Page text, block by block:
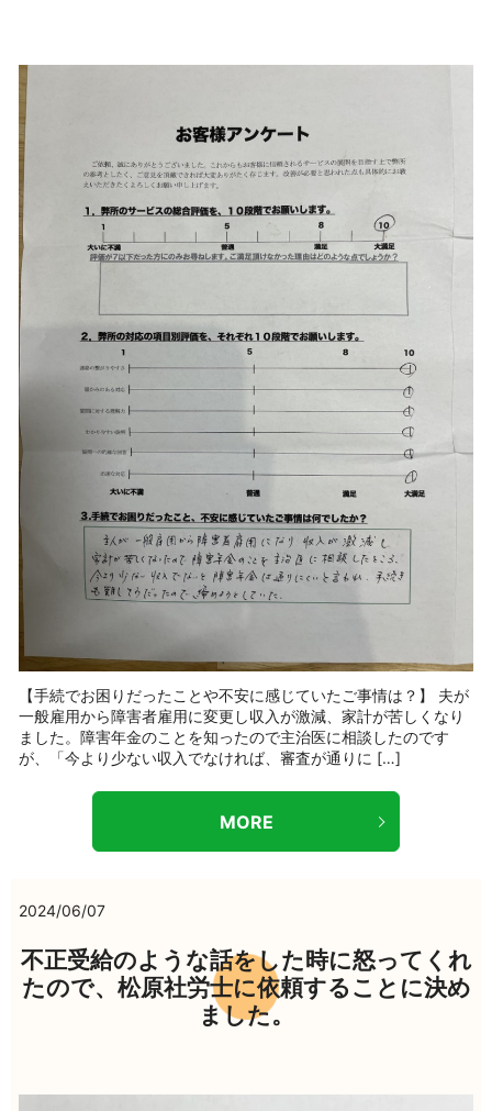
【手続でお困りだったことや不安に感じていたご事情は？】 夫が
一般雇用から障害者雇用に変更し収入が激減、家計が苦しくなり
ました。障害年金のことを知ったので主治医に相談したのです
が、「今より少ない収入でなければ、審査が通りに […]
MORE
2024/06/07
不正受給のような話をした時に怒ってくれ
たので、松原社労士に依頼することに決め
ました。